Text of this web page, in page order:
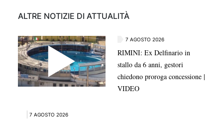
ALTRE NOTIZIE DI ATTUALITÀ
7 AGOSTO 2026
RIMINI: Ex Delfinario in
stallo da 6 anni, gestori
chiedono proroga concessione |
VIDEO
7 AGOSTO 2026